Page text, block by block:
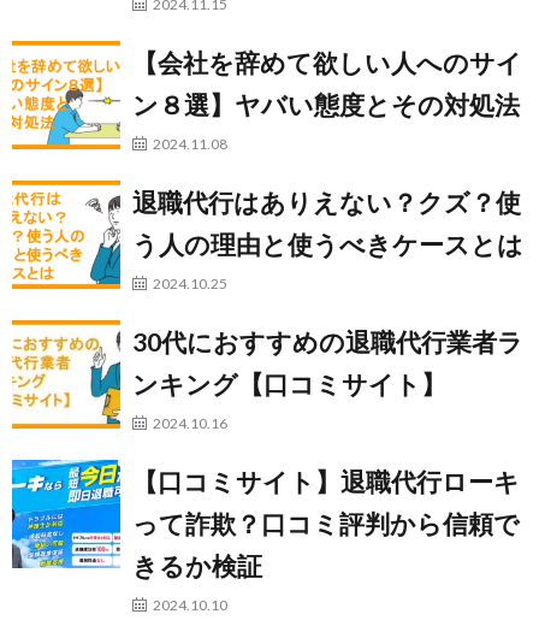
2024.11.15
【会社を辞めて欲しい人へのサイ
ン８選】ヤバい態度とその対処法
2024.11.08
退職代行はありえない？クズ？使
う人の理由と使うべきケースとは
2024.10.25
30代におすすめの退職代行業者ラ
ンキング【口コミサイト】
2024.10.16
【口コミサイト】退職代行ローキ
って詐欺？口コミ評判から信頼で
きるか検証
2024.10.10